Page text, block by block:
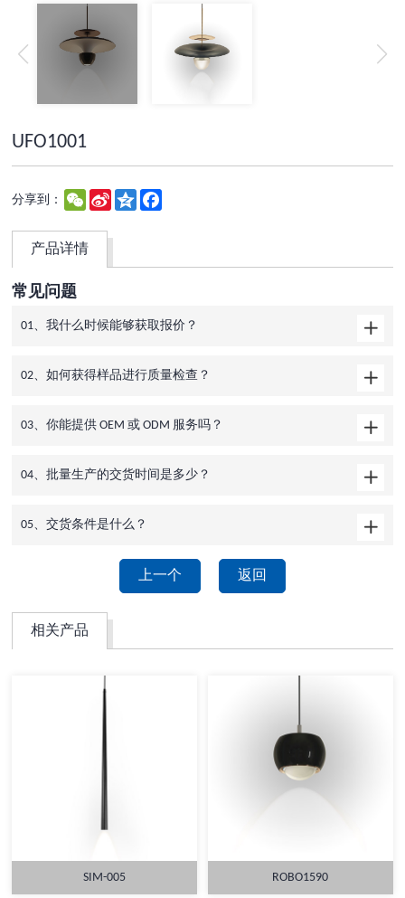
UFO1001
分享到： WeChatSina
Weibo
Qzone
产品详情
常见问题
01、我什么时候能够获取报价？
02、如何获得样品进行质量检查？
03、你能提供 OEM 或 ODM 服务吗？
04、批量生产的交货时间是多少？
05、交货条件是什么？
上一个 返回
相关产品
SIM-005 ROBO1590